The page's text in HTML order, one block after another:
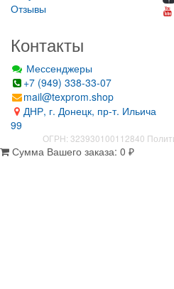
Отзывы
Контакты
Мессенджеры
+7 (949) 338-33-07
mail@texprom.shop
ДНР, г. Донецк, пр-т. Ильича
99
ОГРН: 323930100112840
Сумма Вашего заказа: 0 ₽